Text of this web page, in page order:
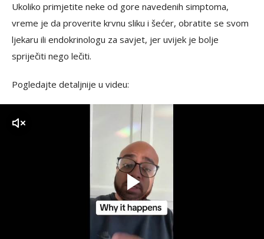
Ukoliko primjetite neke od gore navedenih simptoma,
vreme je da proverite krvnu sliku i šećer, obratite se svom
ljekaru ili endokrinologu za savjet, jer uvijek je bolje
spriječiti nego lečiti.
Pogledajte detaljnije u videu: